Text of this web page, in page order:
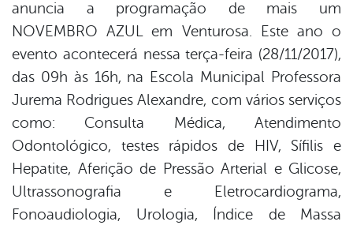
anuncia a programação de mais um
NOVEMBRO AZUL em Venturosa. Este ano o
evento acontecerá nessa terça-feira (28/11/2017),
das 09h às 16h, na Escola Municipal Professora
Jurema Rodrigues Alexandre, com vários serviços
como: Consulta Médica, Atendimento
Odontológico, testes rápidos de HIV, Sífilis e
Hepatite, Aferição de Pressão Arterial e Glicose,
Ultrassonografia e Eletrocardiograma,
Fonoaudiologia, Urologia, Índice de Massa